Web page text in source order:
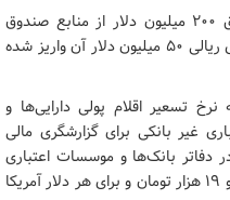
طبق اعلام بانک مرکزی، تاکنون از تزریق ۲۰۰ میلیون دلار از منابع صندوق
توسعه ملی به صندوق تثبیت سهام معادل ریالی ۵۰ میلیون دلار آن واریز شده
تسعیر اقلام پولی دارایی‌ها و
غیر بانکی برای گزارشگری مالی
اعمال در دفاتر بانک‌ها و موسسات اعتباری
غیر بانکی و تهیه صورت مالی برای هر یورو ۱۹ هزار تومان و برای هر دلار آمریکا